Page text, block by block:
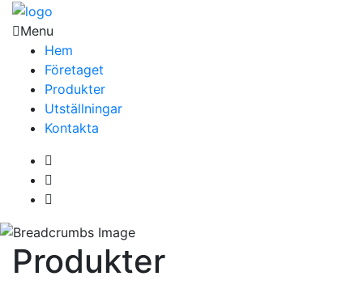
Menu
Hem
Företaget
Produkter
Utställningar
Kontakta
Produkter